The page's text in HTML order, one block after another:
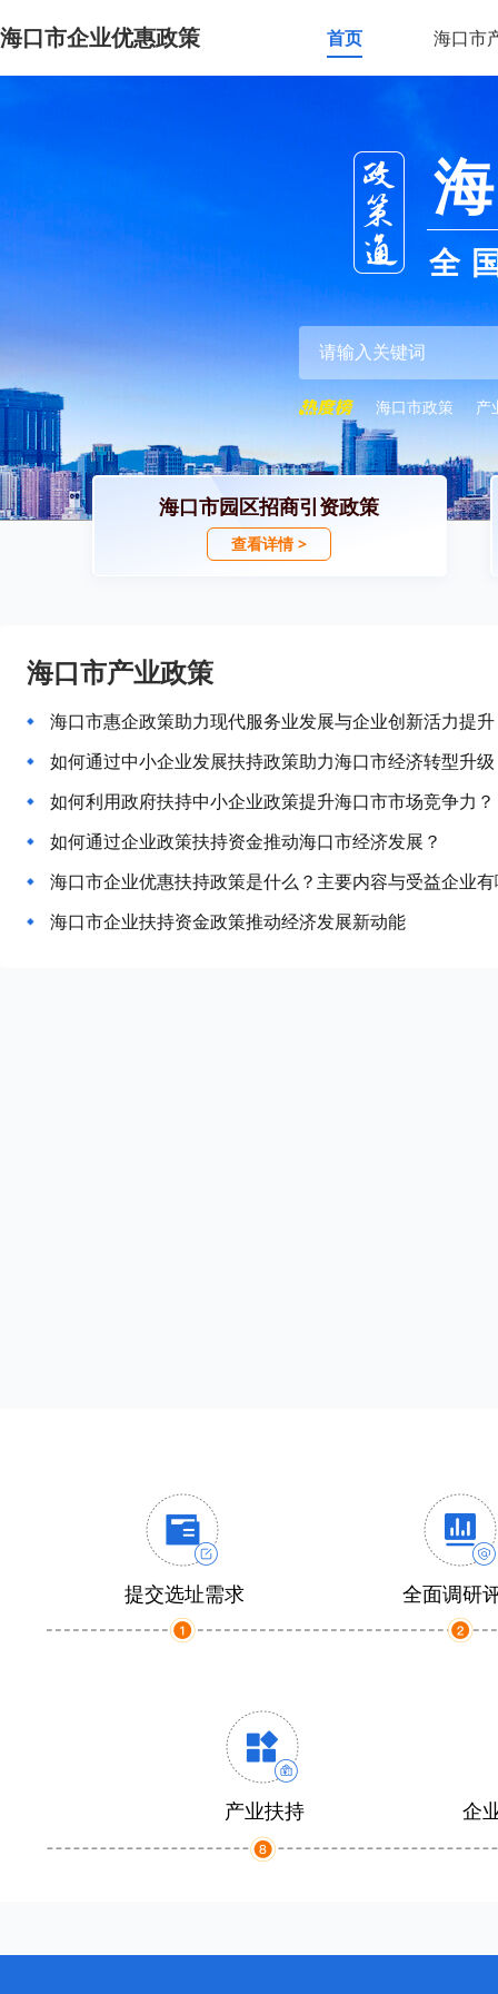
海口市企业优惠政策 首页 海口市
全
海口市政策 产
海口市园区招商引资政策
查看详情 >
海口市产业政策
海口市惠企政策助力现代服务业发展与企业创新活力提升
如何通过中小企业发展扶持政策助力海口市经济转型升
如何利用政府扶持中小企业政策提升海口市市场竞争力？
如何通过企业政策扶持资金推动海口市经济发展？
海口市企业优惠扶持政策是什么？主要内容与受益企业
海口市企业扶持资金政策推动经济发展新动能
提交选址需求 全面调研
产业扶持 企